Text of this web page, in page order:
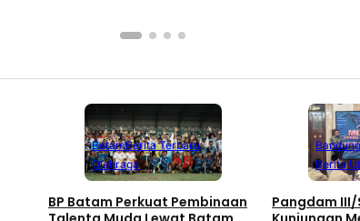
BatamBerita Terbaru
Olahraga
BP Batam Perkuat Pembinaan
Bandung
Berita
Pangdam III/